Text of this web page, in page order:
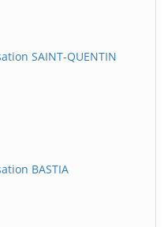
SAINT-QUENTIN
BASTIA